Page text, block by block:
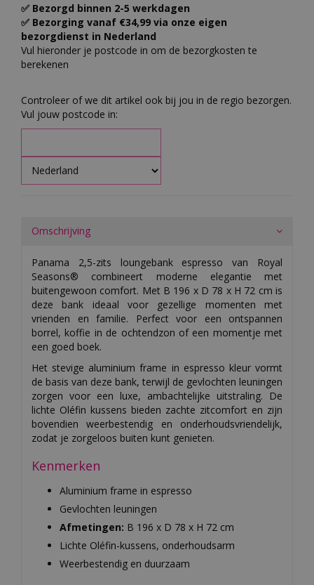
✅ Bezorgd binnen 2-5 werkdagen
✅ Bezorging vanaf €34,99 via onze eigen
bezorgdienst in Nederland
Vul hieronder je postcode in om de bezorgkosten te
berekenen
Controleer of we dit artikel ook bij jou in de regio bezorgen.
Vul jouw postcode in:
Omschrijving
Panama 2,5-zits loungebank espresso van Royal
Seasons® combineert moderne elegantie met
buitengewoon comfort. Met B 196 x D 78 x H 72 cm is
deze bank ideaal voor gezellige momenten met
vrienden en familie. Perfect voor een ontspannen
borrel, koffie in de ochtendzon of een momentje met
een goed boek.
Het stevige aluminium frame in espresso kleur vormt
de basis van deze bank, terwijl de gevlochten leuningen
zorgen voor een luxe, ambachtelijke uitstraling. De
lichte Oléfin kussens bieden zachte zitcomfort en zijn
bovendien weerbestendig en onderhoudsvriendelijk,
zodat je zorgeloos buiten kunt genieten.
Kenmerken
Aluminium frame in espresso
Gevlochten leuningen
Afmetingen: B 196 x D 78 x H 72 cm
Lichte Oléfin-kussens, onderhoudsarm
Weerbestendig en duurzaam